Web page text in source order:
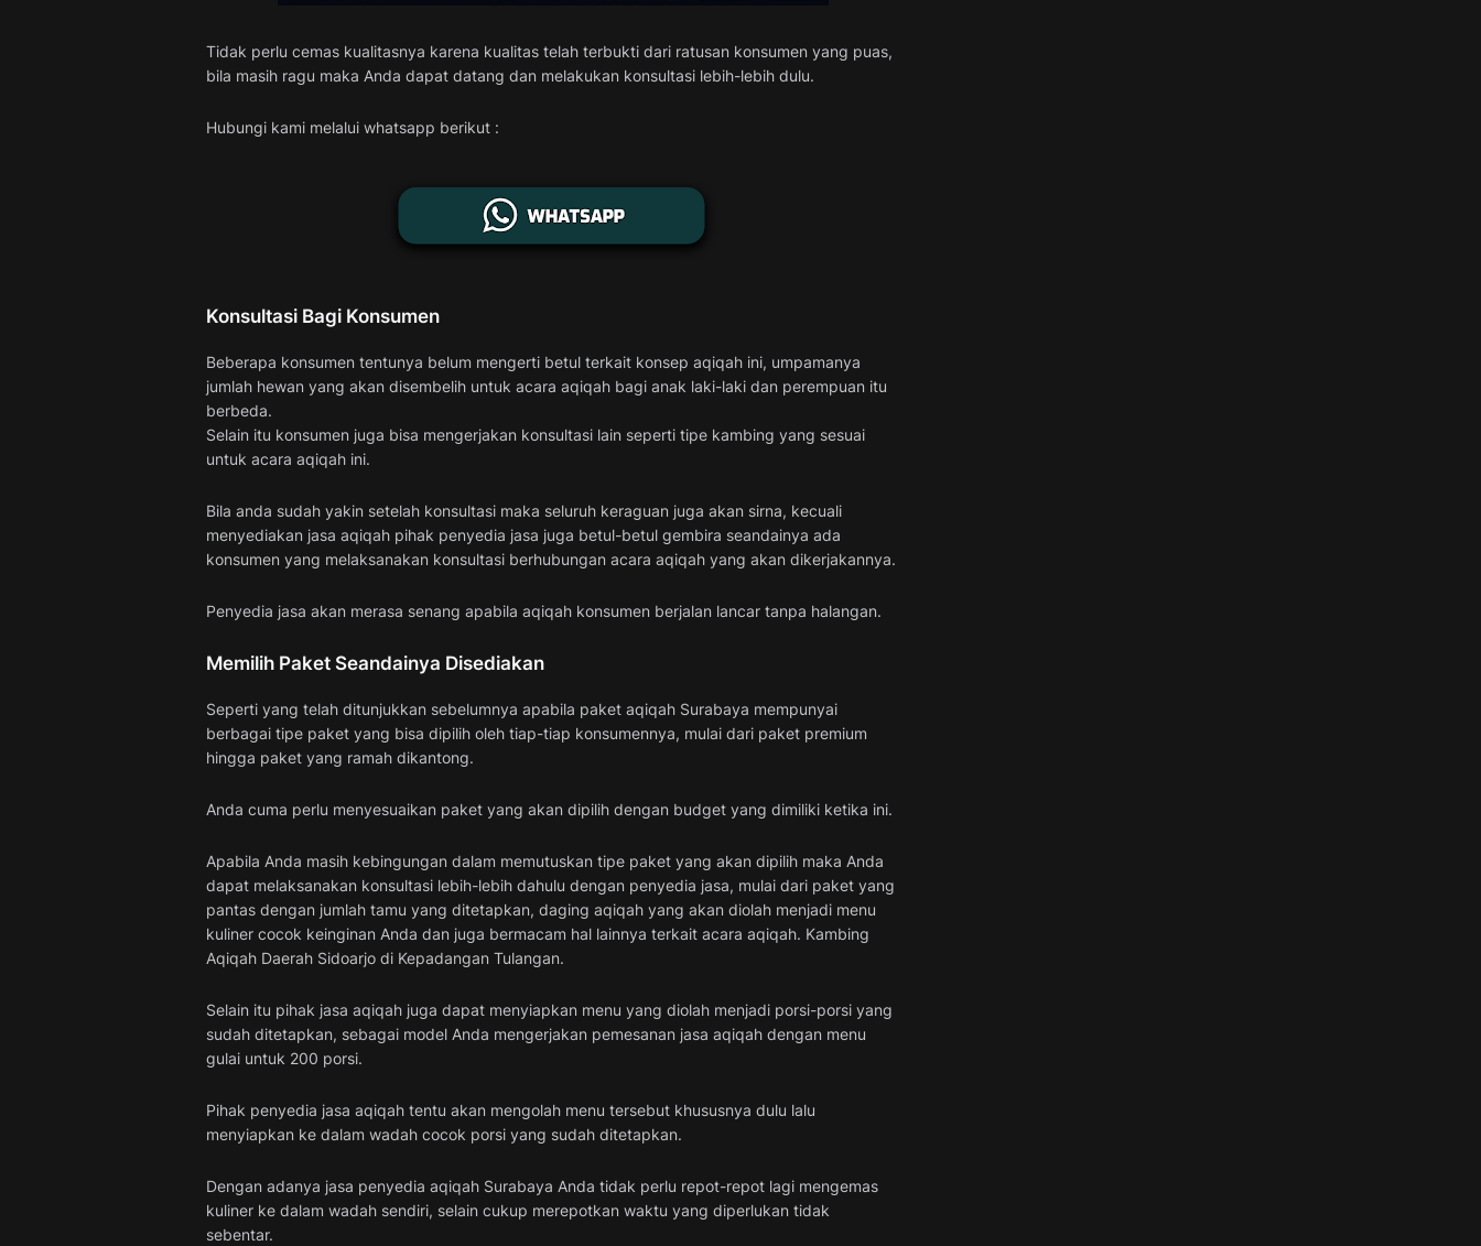
Tidak perlu cemas kualitasnya karena kualitas telah terbukti dari ratusan konsumen yang puas,
bila masih ragu maka Anda dapat datang dan melakukan konsultasi lebih-lebih dulu.
Hubungi kami melalui whatsapp berikut :
Konsultasi Bagi Konsumen
Beberapa konsumen tentunya belum mengerti betul terkait konsep aqiqah ini, umpamanya
jumlah hewan yang akan disembelih untuk acara aqiqah bagi anak laki-laki dan perempuan itu
berbeda.
Selain itu konsumen juga bisa mengerjakan konsultasi lain seperti tipe kambing yang sesuai
untuk acara aqiqah ini.
Bila anda sudah yakin setelah konsultasi maka seluruh keraguan juga akan sirna, kecuali
menyediakan jasa aqiqah pihak penyedia jasa juga betul-betul gembira seandainya ada
konsumen yang melaksanakan konsultasi berhubungan acara aqiqah yang akan dikerjakannya.
Penyedia jasa akan merasa senang apabila aqiqah konsumen berjalan lancar tanpa halangan.
Memilih Paket Seandainya Disediakan
Seperti yang telah ditunjukkan sebelumnya apabila paket aqiqah Surabaya mempunyai
berbagai tipe paket yang bisa dipilih oleh tiap-tiap konsumennya, mulai dari paket premium
hingga paket yang ramah dikantong.
Anda cuma perlu menyesuaikan paket yang akan dipilih dengan budget yang dimiliki ketika ini.
Apabila Anda masih kebingungan dalam memutuskan tipe paket yang akan dipilih maka Anda
dapat melaksanakan konsultasi lebih-lebih dahulu dengan penyedia jasa, mulai dari paket yang
pantas dengan jumlah tamu yang ditetapkan, daging aqiqah yang akan diolah menjadi menu
kuliner cocok keinginan Anda dan juga bermacam hal lainnya terkait acara aqiqah. Kambing
Aqiqah Daerah Sidoarjo di Kepadangan Tulangan.
Selain itu pihak jasa aqiqah juga dapat menyiapkan menu yang diolah menjadi porsi-porsi yang
sudah ditetapkan, sebagai model Anda mengerjakan pemesanan jasa aqiqah dengan menu
gulai untuk 200 porsi.
Pihak penyedia jasa aqiqah tentu akan mengolah menu tersebut khususnya dulu lalu
menyiapkan ke dalam wadah cocok porsi yang sudah ditetapkan.
Dengan adanya jasa penyedia aqiqah Surabaya Anda tidak perlu repot-repot lagi mengemas
kuliner ke dalam wadah sendiri, selain cukup merepotkan waktu yang diperlukan tidak
sebentar.